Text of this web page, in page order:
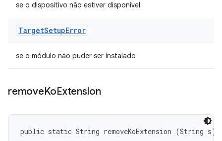
se o dispositivo não estiver disponível
TargetSetupError
se o módulo não puder ser instalado
removeKoExtension
public static String removeKoExtension (String s)